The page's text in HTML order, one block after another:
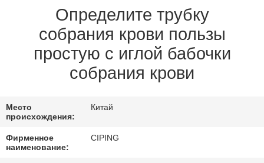
СПРОСИТЕ
ЦИТАТУ
КАРТА
PRIVACY
POLICY
Определите трубку
собрания крови пользы
простую с иглой бабочки
собрания крови
Место
происхождения:
Китай
Фирменное
наименование:
CIPING